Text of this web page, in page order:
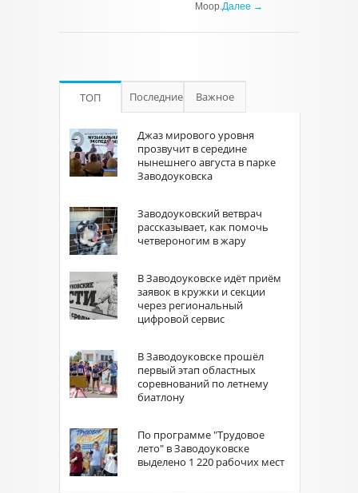
Моор.Далее →
ТОП Последние Важное
Джаз мирового уровня
прозвучит в середине
нынешнего августа в парке
Заводоуковска
Заводоуковский ветврач
рассказывает, как помочь
четвероногим в жару
В Заводоуковске идёт приём
заявок в кружки и секции
через региональный
цифровой сервис
В Заводоуковске прошёл
первый этап областных
соревнований по летнему
биатлону
По программе "Трудовое
лето" в Заводоуковске
выделено 1 220 рабочих мест